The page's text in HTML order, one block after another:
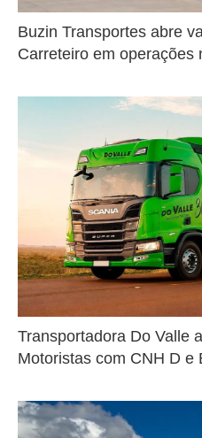
Buzin Transportes abre
Carreteiro em operações
Transportadora Do Valle
Motoristas com CNH D e